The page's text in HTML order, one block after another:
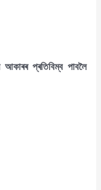
প্ৰতিবিম্ব পাবলৈ